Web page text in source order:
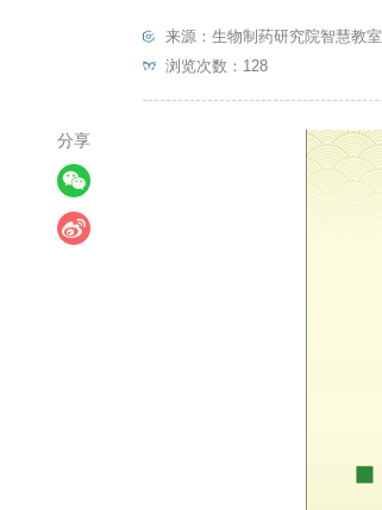
来源：生物制药研究院智慧教室
浏览次数： 128
分享